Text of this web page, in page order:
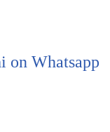
Whatsapp